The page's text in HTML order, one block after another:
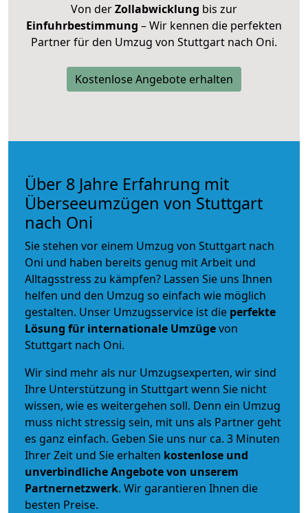
Von derZollabwicklung bis zur
Einfuhrbestimmung – Wir kennen die perfekten
Partner für den Umzug von Stuttgart nach Oni.
Kostenlose Angebote erhalten
Über 8 Jahre Erfahrung mit
Überseeumzügen von Stuttgart
nach Oni
Sie stehen vor einem Umzug von Stuttgart nach
Oni und haben bereits genug mit Arbeit und
Alltagsstress zu kämpfen? Lassen Sie uns Ihnen
helfen und den Umzug so einfach wie möglich
gestalten. Unser Umzugsservice ist die perfekte
Lösung für internationale Umzügevon
Stuttgart nach Oni.
Wir sind mehr als nur Umzugsexperten, wir sind
Ihre Unterstützung in Stuttgart wenn Sie nicht
wissen, wie es weitergehen soll. Denn ein Umzug
muss nicht stressig sein, mit uns als Partner geht
es ganz einfach. Geben Sie uns nur ca. 3 Minuten
Ihrer Zeit und Sie erhalten kostenlose und
unverbindlicheAngebote von unserem
Partnernetzwerk. Wir garantieren Ihnen die
besten Preise.